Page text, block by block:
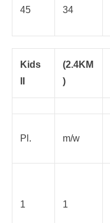
45 34
Kids
(2.4KM
)
Pl. m/w
1 1